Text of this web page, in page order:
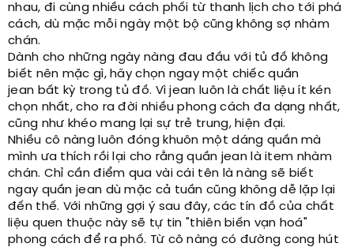
nhau, đi cùng nhiều cách phối từ thanh lịch cho tới phá
cách, dù mặc mỗi ngày một bộ cũng không sợ nhàm
chán.
Dành cho những ngày nàng đau đầu với tủ đồ không
biết nên mặc gì, hãy chọn ngay một chiếc quần
jean bất kỳ trong tủ đồ. Vì jean luôn là chất liệu ít kén
chọn nhất, cho ra đời nhiều phong cách đa dạng nhất,
cũng như khéo mang lại sự trẻ trung, hiện đại.
Nhiều cô nàng luôn đóng khuôn một dáng quần mà
mình ưa thích rồi lại cho rằng quần jean là item nhàm
chán. Chỉ cần điểm qua vài cái tên là nàng sẽ biết
ngay quần jean dù mặc cả tuần cũng không dễ lặp lại
đến thế. Với những gợi ý sau đây, các tín đồ của chất
liệu quen thuộc này sẽ tự tin "thiên biến vạn hoá"
phong cách để ra phố. Từ cô nàng có đường cong hút